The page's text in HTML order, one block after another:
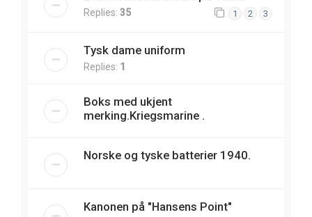
Replies: 35 1 2 3
Tysk dame uniform
Replies: 1
Boks med ukjent
merking.Kriegsmarine .
Norske og tyske batterier 1940.
Kanonen på "Hansens Point"